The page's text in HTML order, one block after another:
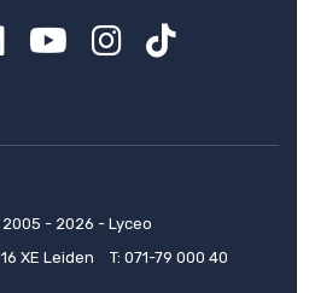
YouTube
Instagram
TikTok
- 2026 - Lyceo
XE Leiden
T: 071-79 000 40